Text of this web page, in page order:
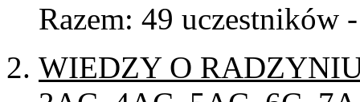
Razem: 49 uczestników
WIEDZY O